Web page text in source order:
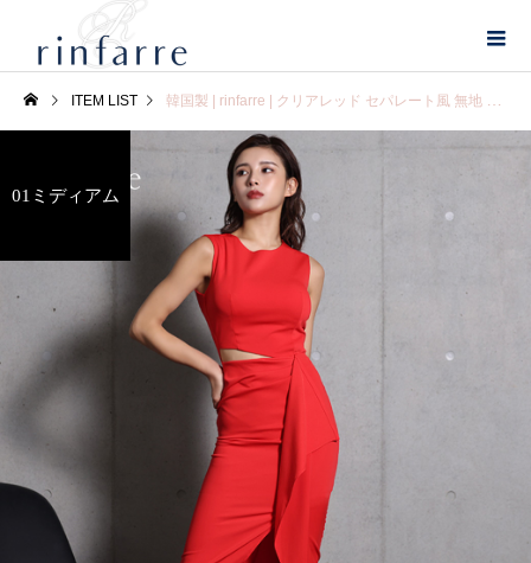
ITEM LIST 韓国製 | rinfarre | クリアレッド セパレート風 無地 フリルポイント ノースリーブ タイト ミディアムドレス ワンピース
01ミディアム